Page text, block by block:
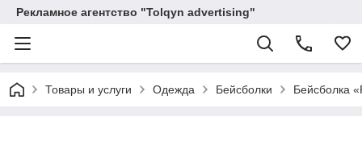
Рекламное агентство "Tolqyn advertising"
Товары и услуги Одежда Бейсболки Бейсболка